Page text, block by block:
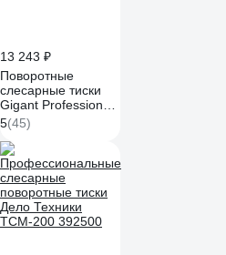
13 243 ₽
Поворотные
слесарные тиски
Gigant Professional
200 мм GP-BV-200
5(45)